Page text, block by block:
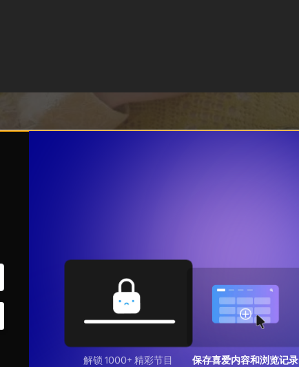
解锁 1000+ 精彩节目 保存喜爱内容和浏览记录